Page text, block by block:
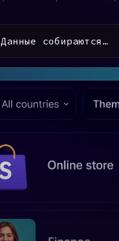
Данные собираются…